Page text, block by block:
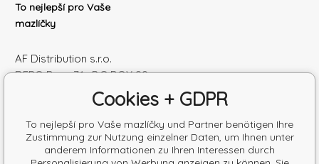
To nejlepší pro Vaše
mazlíčky
AF Distribution s.r.o.
DEPO Brno 71 , P.O.BOX 99
Česká republika
Handelsregister Nr.: 52010180
Steuernum.: SK2120864328
Cookies + GDPR
To nejlepší pro Vaše mazlíčky und Partner benötigen Ihre
Zustimmung zur Nutzung einzelner Daten, um Ihnen unter
anderem Informationen zu Ihren Interessen durch